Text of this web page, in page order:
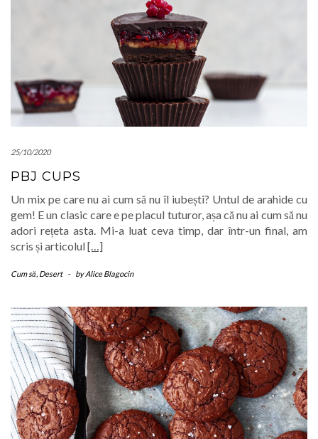
25/10/2020
PBJ CUPS
Un mix pe care nu ai cum să nu îl iubești? Untul de arahide cu
gem! E un clasic care e pe placul tuturor, așa că nu ai cum să nu
adori rețeta asta. Mi-a luat ceva timp, dar într-un final, am
scris și articolul[…]
Cum să, Desert - byAlice Blagocin